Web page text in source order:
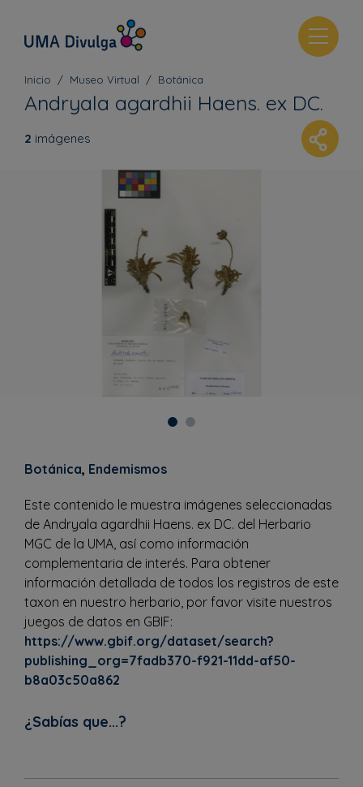
T
o
g
l
e
n
Inicio Museo Virtual Botánica
Andryala agardhii Haens. ex DC.
2 imágenes
Botánica, Endemismos
Este contenido le muestra imágenes seleccionadas
de Andryala agardhii Haens. ex DC. del Herbario
MGC de la UMA, así como información
complementaria de interés. Para obtener
información detallada de todos los registros de este
taxon en nuestro herbario, por favor visite nuestros
juegos de datos en GBIF:
https://www.gbif.org/dataset/search?
publishing_org=7fadb370-f921-11dd-af50-
b8a03c50a862
¿Sabías que...?